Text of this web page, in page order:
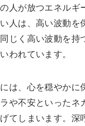
人が放つエネルギ
人は、高い波動を
じく高い波動を持
われています。
は、心を穏やかに
や不安といったネ
てしまいます。深